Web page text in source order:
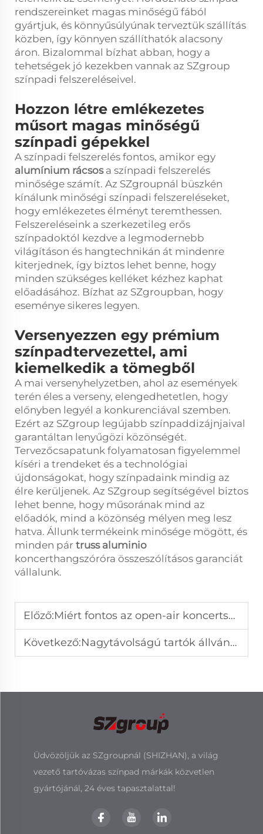
rendszereinket magas minőségű fából
gyártjuk, és könnyűsúlyúnak terveztük szállítás
közben, így könnyen szállíthatók alacsony
áron. Bizalommal bízhat abban, hogy a
tehetségek jó kezekben vannak az SZgroup
színpadi felszereléseivel.
Hozzon létre emlékezetes
műsort magas minőségű
színpadi gépekkel
A színpadi felszerelés fontos, amikor egy
alumínium rácsos a színpadi felszerelés
minősége számít. Az SZgroupnál büszkén
kínálunk minőségi színpadi felszereléseket,
hogy emlékezetes élményt teremthessen.
Felszereléseink a szerkezetileg erős
színpadoktól kezdve a legmodernebb
világításon és hangtechnikán át mindenre
kiterjednek, így biztos lehet benne, hogy
minden szükséges kelléket kézhez kaphat
előadásához. Bízhat az SZgroupban, hogy
eseménye sikeres legyen.
Versenyezzen egy prémium
színpadtervezettel, ami
kiemelkedik a tömegből
A mai versenyhelyzetben, ahol az események
terén éles a verseny, elengedhetetlen, hogy
előnyben legyél a konkurenciával szemben.
Ezért az SZgroup legújabb színpaddizájnjaival
garantáltan lenyűgözi közönségét.
Tervezőcsapatunk folyamatosan figyelemmel
kíséri a trendeket és a technológiai
újdonságokat, hogy színpadaink mindig az
élre kerüljenek. Az SZgroup segítségével biztos
lehet benne, hogy műsorának mind az
előadók, mind a közönség mélyen meg lesz
hatva. Állunk termékeink minősége mögött, és
minden pár truss aluminio
koncerthangszóróra összeszólításos garanciát
vállalunk.
Előző:Miért fontos az open-air koncertszínpad tervezése a nagy létesítmények számára?
Következő:Nagytávolságú tartók állványzatok eseményekhez stadion környezetben
Üdvözöljük az SZgroupnál (SHIZHAN), a világ
vezető tartóvázas színpad márkák közvetlen
gyártójánál, 24 éves tapasztalattal!